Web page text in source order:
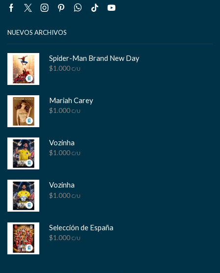
Facebook
TwitterInstagram
PinterestWhatsapp
Tik- Youtube
NUEVOS ARCHIVOS
Spider-Man Brand New Day
$1.000 C/U
Mariah Carey
$1.000 C/U
Vozinha
$1.000 C/U
Vozinha
$1.000 C/U
Selección de España
$1.000 C/U